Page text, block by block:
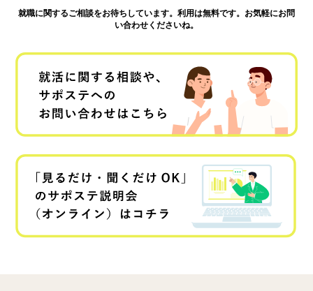
就職に関するご相談をお待ちしています。利用は無料です。お気軽にお問
い合わせくださいね。